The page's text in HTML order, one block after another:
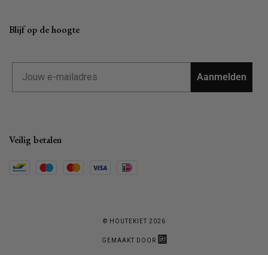
Blijf op de hoogte
Aanmelden
Veilig betalen
© HOUTEKIET 2026
GEMAAKT DOOR